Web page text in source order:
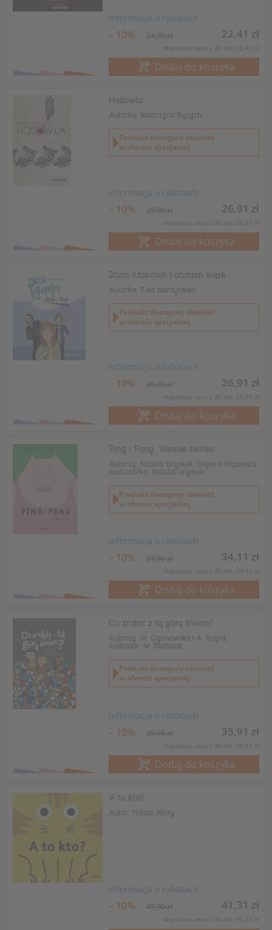
– 10%
Informacja o rabatach
24,90 zł 22,41 zł
Najniższa cena z 30 dni: 22,41 zł
Dodaj do koszyka
Hodowla
Autorka: Katarzyna Ryrych
Produkt dostępny również
w ofercie specjalnej
– 10%
Informacja o rabatach
29,90 zł 26,91 zł
Najniższa cena z 30 dni: 26,91 zł
Dodaj do koszyka
Józia Kłopotek i otchłań klęsk
Autorka: Ewa Martynkien
Produkt dostępny również
w ofercie specjalnej
– 10%
Informacja o rabatach
29,90 zł 26,91 zł
Najniższa cena z 30 dni: 26,91 zł
Dodaj do koszyka
Ping i Pong. Wesołe świnki
Autorzy: Natalia Uryniuk, Olgierd Wąsowicz,
Ilustratorka: Natalia Uryniuk
Produkt dostępny również
w ofercie specjalnej
– 10%
Informacja o rabatach
37,90 zł 34,11 zł
Najniższa cena z 30 dni: 34,11 zł
Dodaj do koszyka
Co zrobić z tą górą śmieci?
Autorzy: M. Ogonowska i A. Rogoś,
Ilustrator: M. Blaźniak
Produkt dostępny również
w ofercie specjalnej
– 10%
Informacja o rabatach
39,90 zł 35,91 zł
Najniższa cena z 30 dni: 35,91 zł
Dodaj do koszyka
A to kto?
Autor: Tristan Mory
– 10%
Informacja o rabatach
45,90 zł 41,31 zł
Najniższa cena z 30 dni: 41,31 zł